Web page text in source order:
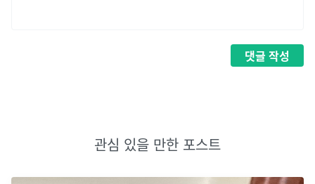
댓글 작성
관심 있을 만한 포스트